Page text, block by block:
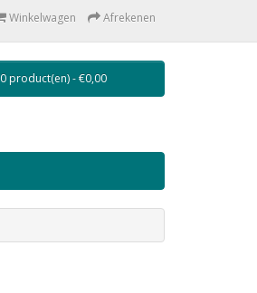
Winkelwagen Afrekenen
0 product(en) - €0,00